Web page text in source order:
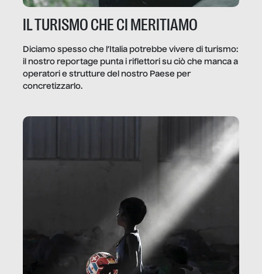
IL TURISMO CHE CI MERITIAMO
Diciamo spesso che l’Italia potrebbe vivere di turismo:
il nostro reportage punta i riflettori su ciò che manca a
operatori e strutture del nostro Paese per
concretizzarlo.